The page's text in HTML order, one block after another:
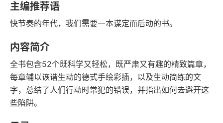
72千字
字数
2016-08-01
发行日期
主编推荐语
快节奏的年代，我们需要一本谋定而后动的书。
内容简介
全书包含52个既科学又轻松，既严肃又有趣的精致篇章，
每章辅以诙谐生动的德式手绘彩插，以及生动简练的文
字，总结了人们行动时常犯的错误，并指出如何去避开这
些陷阱。